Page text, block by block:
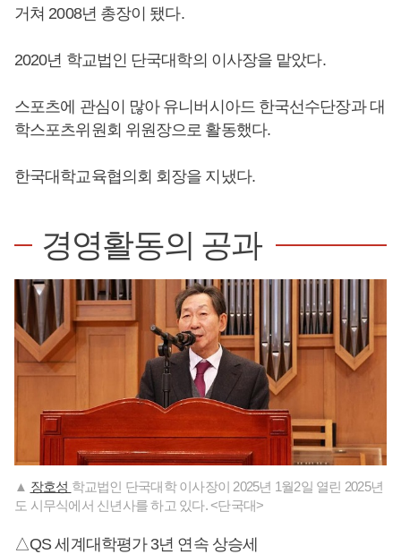
거쳐 2008년 총장이 됐다.
2020년 학교법인 단국대학의 이사장을 맡았다.
스포츠에 관심이 많아 유니버시아드 한국선수단장과 대
학스포츠위원회 위원장으로 활동했다.
한국대학교육협의회 회장을 지냈다.
경영활동의 공과
▲ 장호성 학교법인 단국대학 이사장이 2025년 1월2일 열린 2025년
도 시무식에서 신년사를 하고 있다. <단국대>
△QS 세계대학평가 3년 연속 상승세